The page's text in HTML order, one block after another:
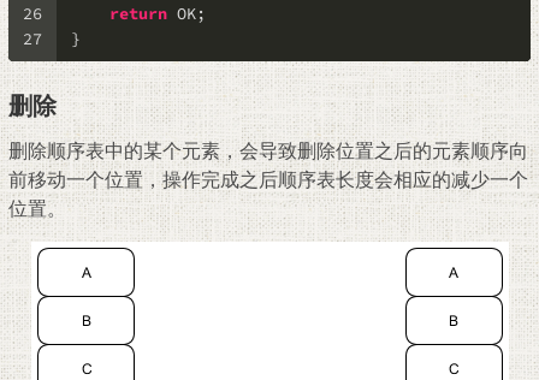
26
27
return OK;
}
删除
删除顺序表中的某个元素，会导致删除位置之后的元素顺序向
前移动一个位置，操作完成之后顺序表长度会相应的减少一个
位置。